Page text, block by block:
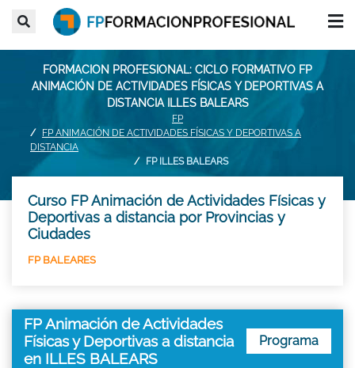
FORMACION PROFESIONAL: CICLO FORMATIVO FP
ANIMACIÓN DE ACTIVIDADES FÍSICAS Y DEPORTIVAS A
DISTANCIA ILLES BALEARS
FP
FP ANIMACIÓN DE ACTIVIDADES FÍSICAS Y DEPORTIVAS A
DISTANCIA
FP ILLES BALEARS
Curso FP Animación de Actividades Físicas y
Deportivas a distancia por Provincias y
Ciudades
FP BALEARES
FP Animación de Actividades
Físicas y Deportivas a distancia
en ILLES BALEARS
Programa